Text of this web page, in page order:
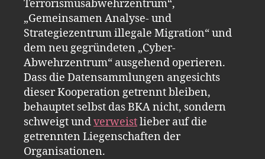
Terrorismusabwehrzentrum“,
„Gemeinsamen Analyse- und
Strategiezentrum illegale Migration“ und
dem neu gegründeten „Cyber-
Abwehrzentrum“ ausgehend operieren.
Dass die Datensammlungen angesichts
dieser Kooperation getrennt bleiben,
behauptet selbst das BKA nicht, sondern
schweigt undverweistlieber auf die
getrennten Liegenschaften der
Organisationen.